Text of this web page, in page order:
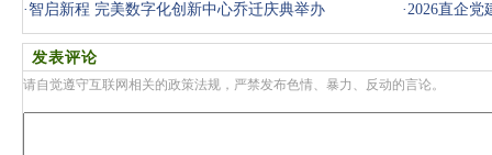
· 智启新程 完美数字化创新中心乔迁庆典举办 ·2026直企党
发表评论
请自觉遵守互联网相关的政策法规，严禁发布色情、暴力、反动的言论。